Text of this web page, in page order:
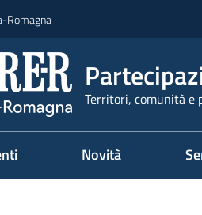
Romagna
Territori, comunità e
Novità